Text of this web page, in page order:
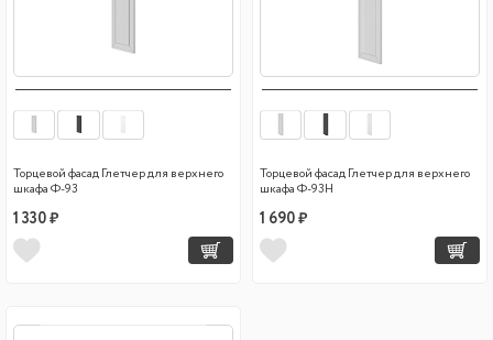
Торцевой фасад Глетчер для верхнего
шкафа Ф-93
1 330 ₽
Торцевой фасад Глетчер для верхнего
шкафа Ф-93Н
1 690 ₽